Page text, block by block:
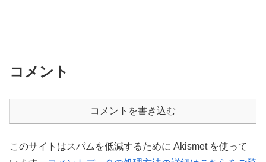
コメント
コメントを書き込む
このサイトはスパムを低減するために Akismet を使って